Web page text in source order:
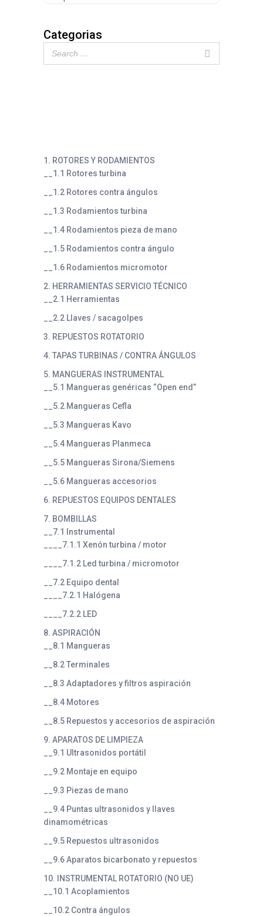
Categorias
1. ROTORES Y RODAMIENTOS
__1.1 Rotores turbina
__1.2 Rotores contra ángulos
__1.3 Rodamientos turbina
__1.4 Rodamientos pieza de mano
__1.5 Rodamientos contra ángulo
__1.6 Rodamientos micromotor
2. HERRAMIENTAS SERVICIO TÉCNICO
__2.1 Herramientas
__2.2 Llaves / sacagolpes
3. REPUESTOS ROTATORIO
4. TAPAS TURBINAS / CONTRA ÁNGULOS
5. MANGUERAS INSTRUMENTAL
__5.1 Mangueras genéricas “Open end”
__5.2 Mangueras Cefla
__5.3 Mangueras Kavo
__5.4 Mangueras Planmeca
__5.5 Mangueras Sirona/Siemens
__5.6 Mangueras accesorios
6. REPUESTOS EQUIPOS DENTALES
7. BOMBILLAS
__7.1 Instrumental
____7.1.1 Xenón turbina / motor
____7.1.2 Led turbina / micromotor
__7.2 Equipo dental
____7.2.1 Halógena
____7.2.2 LED
8. ASPIRACIÓN
__8.1 Mangueras
__8.2 Terminales
__8.3 Adaptadores y filtros aspiración
__8.4 Motores
__8.5 Repuestos y accesorios de aspiración
9. APARATOS DE LIMPIEZA
__9.1 Ultrasonidos portátil
__9.2 Montaje en equipo
__9.3 Piezas de mano
__9.4 Puntas ultrasonidos y llaves
dinamométricas
__9.5 Repuestos ultrasonidos
__9.6 Aparatos bicarbonato y repuestos
10. INSTRUMENTAL ROTATORIO (NO UE)
__10.1 Acoplamientos
__10.2 Contra ángulos